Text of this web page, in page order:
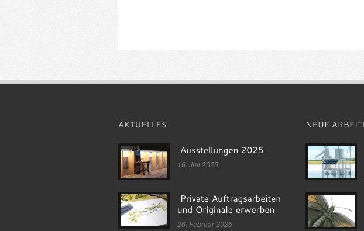
16. Juli 2025
26. Februar 2025